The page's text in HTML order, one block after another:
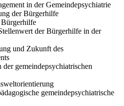
in der Gemeindepsychiatrie
der Bürgerhilfe
Bürgerhilfe
der Bürgerhilfe in der
und Zukunft des
gemeindepsychiatrischen
gemeindepsychiatrische